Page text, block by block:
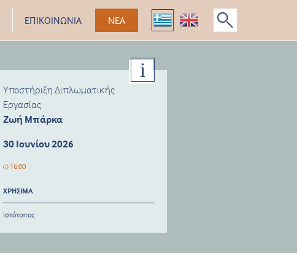
ΕΠΙΚΟΙΝΩΝΙΑ ΝΕΑ
Υποστήριξη Διπλωματικής
Εργασίας
Ζωή Μπάρκα
30 Ιουνίου 2026
16:00
ΧΡΗΣΙΜΑ
Ιστότοπος